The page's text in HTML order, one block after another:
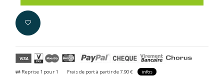
Reprise 1 pour 1 Frais de port à partir de 7.90 € infos